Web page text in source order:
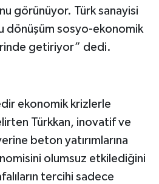
görünüyor. Türk sanayisi
dönüşüm sosyo-ekonomik
getiriyor” dedi.
ekonomik krizlerle
Türkkan, inovatif ve
beton yatırımlarına
olumsuz etkilediğini
tercihi sadece